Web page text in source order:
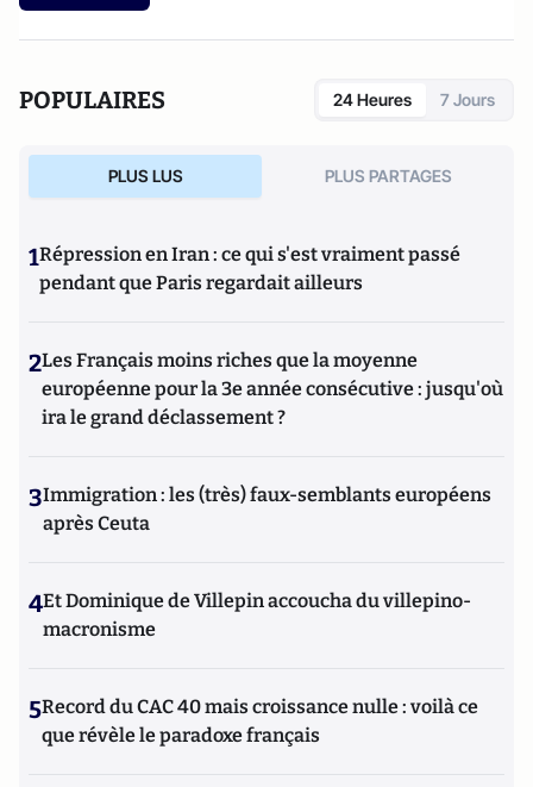
POPULAIRES 24 Heures 7 Jours
PLUS LUS PLUS PARTAGES
1Répression en Iran : ce qui s'est vraiment passé
pendant que Paris regardait ailleurs
2Les Français moins riches que la moyenne
européenne pour la 3e année consécutive : jusqu'où
ira le grand déclassement ?
3Immigration : les (très) faux-semblants européens
après Ceuta
4Et Dominique de Villepin accoucha du villepino-
macronisme
5Record du CAC 40 mais croissance nulle : voilà ce
que révèle le paradoxe français